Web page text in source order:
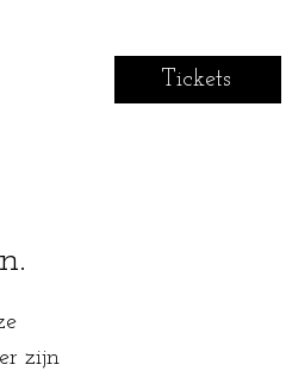
Tickets
zijn